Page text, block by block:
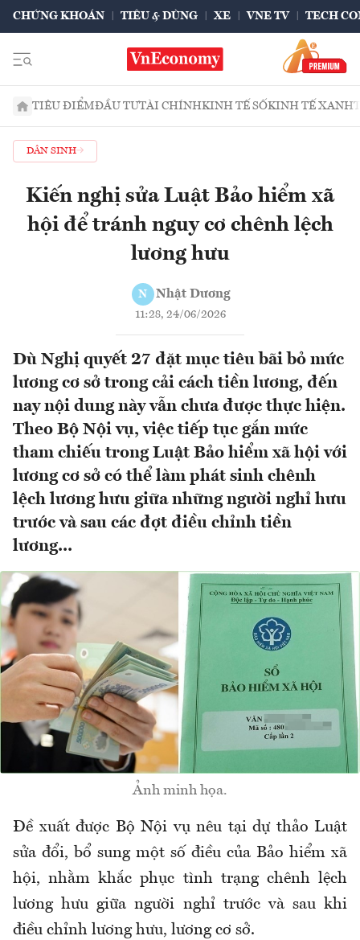
CHỨNG KHOÁN TIÊU & DÙNG XE VNE TV TECH
TIÊU ĐIỂMĐẦU TƯTÀI CHÍNHKINH TẾ SỐKINH TẾ XANH
DÂN SINH
Kiến nghị sửa Luật Bảo hiểm xã
hội để tránh nguy cơ chênh lệch
lương hưu
N Nhật Dương
11:28, 24/06/2026
Dù Nghị quyết 27 đặt mục tiêu bãi bỏ mức
lương cơ sở trong cải cách tiền lương, đến
nay nội dung này vẫn chưa được thực hiện.
Theo Bộ Nội vụ, việc tiếp tục gắn mức
tham chiếu trong Luật Bảo hiểm xã hội với
lương cơ sở có thể làm phát sinh chênh
lệch lương hưu giữa những người nghỉ hưu
trước và sau các đợt điều chỉnh tiền
lương...
Ảnh minh họa.
Đề xuất được Bộ Nội vụ nêu tại dự thảo Luật
sửa đổi, bổ sung một số điều của Bảo hiểm xã
hội, nhằm khắc phục tình trạng chênh lệch
lương hưu giữangười nghỉ trước và sau khi
điều chỉnh lương hưu, lương cơ sở.